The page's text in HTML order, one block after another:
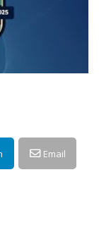
Email